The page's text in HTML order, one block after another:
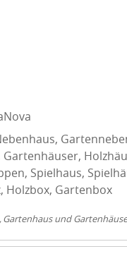
Gartenhäuser,
Spielhaus,
Holzbox, Gartenbox
Gartenhaus und